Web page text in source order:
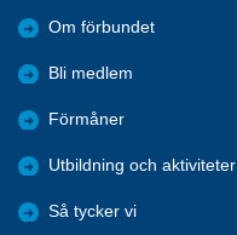
Om förbundet
Bli medlem
Förmåner
Utbildning och aktiviteter
Så tycker vi